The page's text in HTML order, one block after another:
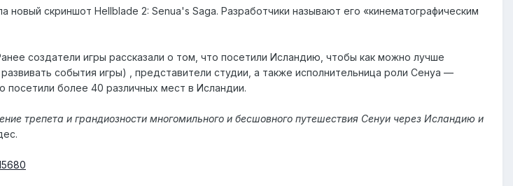
новый скриншот Hellblade 2: Senua's Saga. Разработчики называют его «кинематографическим
создатели игры рассказали о том, что посетили Исландию, чтобы как можно лучше
события игры) , представители студии, а также исполнительница роли Сенуа —
более 40 различных мест в Исландии.
трепета и грандиозности многомильного и бесшовного путешествия Сенуи через Исландию и